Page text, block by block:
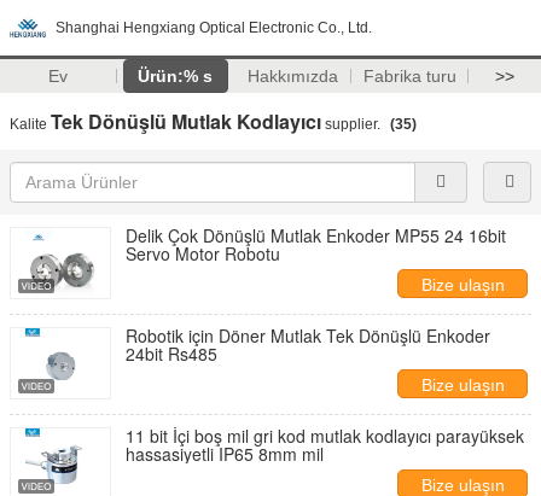
Shanghai Hengxiang Optical Electronic Co., Ltd.
Ev Ürün:% s Hakkımızda Fabrika turu >>
Kalite Tek Dönüşlü Mutlak Kodlayıcı supplier. (35)
Delik Çok Dönüşlü Mutlak Enkoder MP55 24 16bit
Servo Motor Robotu
Bize ulaşın
Robotik için Döner Mutlak Tek Dönüşlü Enkoder
24bit Rs485
Bize ulaşın
11 bit İçi boş mil gri kod mutlak kodlayıcı parayüksek
hassasiyetli IP65 8mm mil
Bize ulaşın